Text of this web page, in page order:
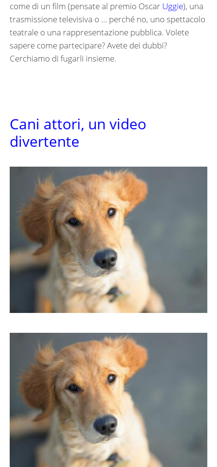
come di un film (pensate al premio Oscar Uggie), una
trasmissione televisiva o … perché no, uno spettacolo
teatrale o una rappresentazione pubblica. Volete
sapere come partecipare? Avete dei dubbi?
Cerchiamo di fugarli insieme.
Cani attori, un video
divertente